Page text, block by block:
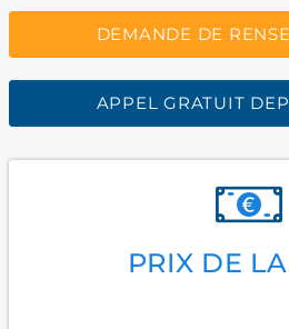
DEMANDE DE
APPEL GRATUIT
PRIX DE